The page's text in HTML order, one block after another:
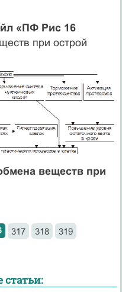
«ПФ Рис 16
при острой
веществ при
317 318
319